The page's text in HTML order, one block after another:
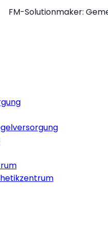
FM-Solutionmaker: